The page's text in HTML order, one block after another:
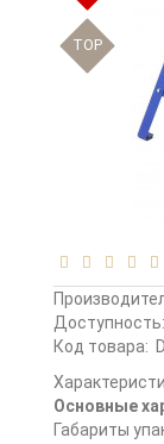
TOP
Доступность:
Код товара:
Основные
Габариты